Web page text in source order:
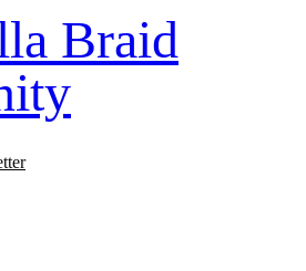
Braid